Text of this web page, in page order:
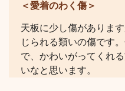
＜愛着のわく傷＞
天板に少し傷がありま
じられる類いの傷です
で、かわいがってくれ
いなと思います。